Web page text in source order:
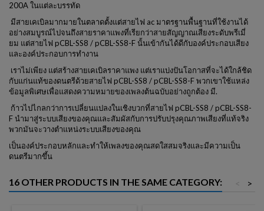
200A ในแต่ละบรรทัด
มีสายเคเบิลมากมายในตลาดตั้งแต่สายไฟ ac มาตรฐานพื้นฐานที่ใช้งานได้
อย่างสมบูรณ์ไปจนถึงสายราคาแพงที่เรียกว่าสายสัญญาณเสียงระดับพรีเมี่
ยม แต่สายไฟ pCBL-SS8 / pCBL-SS8-F นั้นเข้ากันได้ดีกับองค์ประกอบเสียง
และองค์ประกอบการทำงาน
เราไม่เพียง แต่สร้างสายเคเบิลราคาแพง แต่เราแบ่งปันโอกาสที่จะได้ใกล้ชิด
กับแก่นแท้ของดนตรีด้วยสายไฟ pCBL-SS8 / pCBL-SS8-F พวกเขาใช้แหล่ง
ข้อมูลพิเศษเพื่อแสดงความหมายของเพลงต้นฉบับอย่างถูกต้อง มี.
ก้าวไปไกลกว่าการเปลี่ยนแปลงในเชิงบวกที่สายไฟ pCBL-SS8 / pCBL-SS8-
F นำมาสู่ระบบเสียงของคุณและสัมผัสกับการปรับปรุงคุณภาพเสียงที่แท้จริง
พวกมันจะวางตำแหน่งระบบเสียงของคุณ
เป็นองค์ประกอบหลักและทำให้เพลงของคุณสดใสสมจริงและมีความเป็น
ดนตรีมากขึ้น
16 OTHER PRODUCTS IN THE SAME CATEGORY: >
<